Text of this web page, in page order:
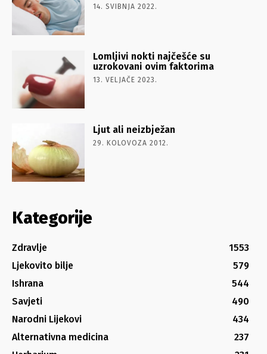
14. SVIBNJA 2022.
Lomljivi nokti najčešće su
uzrokovani ovim faktorima
13. VELJAČE 2023.
Ljut ali neizbježan
29. KOLOVOZA 2012.
Kategorije
Zdravlje
1553
Ljekovito bilje
579
Ishrana
544
Savjeti
490
Narodni Lijekovi
434
Alternativna medicina
237